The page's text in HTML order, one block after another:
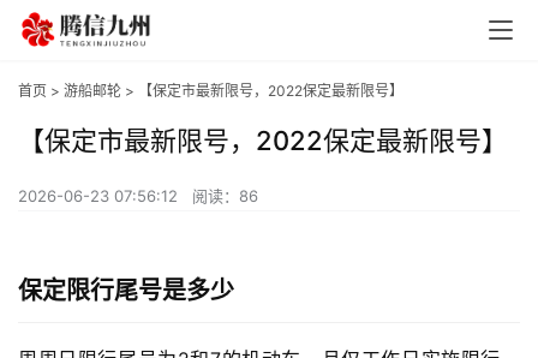
首页 > 游船邮轮 > 【保定市最新限号，2022保定最新限号】
【保定市最新限号，2022保定最新限号】
2026-06-23 07:56:12 阅读：86
保定限行尾号是多少